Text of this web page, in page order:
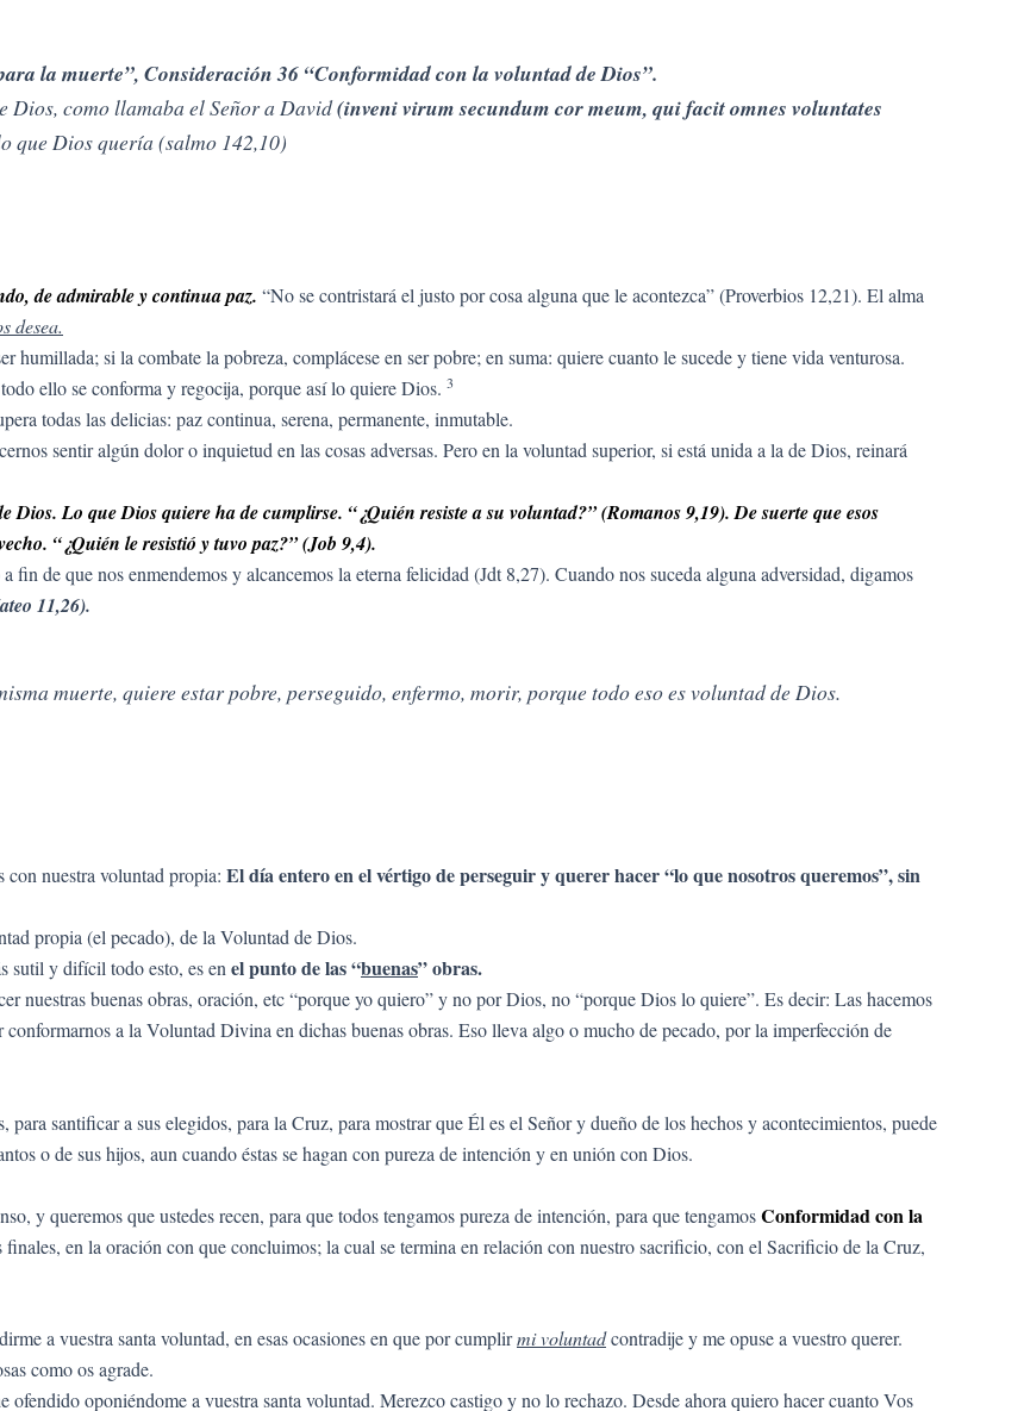
la muerte”, Consideración 36 “Conformidad con la voluntad de Dios”.
Dios, como llamaba el Señor a David(inveni virum secundum cor meum, qui facit omnes voluntates
que Dios quería (salmo 142,10)
de admirable y continua paz. “No se contristará el justo por cosa alguna que le acontezca” (Proverbios 12,21). El alma
desea.
si la combate la pobreza, complácese en ser pobre; en suma: quiere cuanto le sucede y tiene vida venturosa.
ello se conforma y regocija, porque así lo quiere Dios. 3
todas las delicias: paz continua, serena, permanente, inmutable.
sentir algún dolor o inquietud en las cosas adversas. Pero en la voluntad superior, si está unida a la de Dios, reinará
Lo que Dios quiere ha de cumplirse. “¿Quién resiste a su voluntad?” (Romanos 9,19). De suerte que esos
“¿Quién le resistió y tuvo paz?” (Job 9,4).
fin de que nos enmendemos y alcancemos la eterna felicidad (Jdt 8,27). Cuando nos suceda alguna adversidad, digamos
11,26).
muerte, quiere estar pobre, perseguido, enfermo, morir, porque todo eso es voluntad de Dios.
con nuestra voluntad propia: El día entero en el vértigo de perseguir y querer hacer “lo que nosotros queremos”, sin
propia (el pecado), de la Voluntad de Dios.
sutil y difícil todo esto, es enel punto de las “buenas” obras.
nuestras buenas obras, oración, etc “porque yo quiero” y no por Dios, no “porque Dios lo quiere”. Es decir: Las hacemos
a la Voluntad Divina en dichas buenas obras. Eso lleva algo o mucho de pecado, por la imperfección de
santificar a sus elegidos, para la Cruz, para mostrar que Él es el Señor y dueño de los hechos y acontecimientos, puede
o de sus hijos, aun cuando éstas se hagan con pureza de intención y en unión con Dios.
y queremos que ustedes recen, para que todos tengamos pureza de intención, para que tengamosConformidad con la
finales, en la oración con que concluimos; la cual se termina en relación con nuestro sacrificio, con el Sacrificio de la Cruz,
a vuestra santa voluntad, en esas ocasiones en que por cumplirmi voluntadcontradije y me opuse a vuestro querer.
como os agrade.
oponiéndome a vuestra santa voluntad. Merezco castigo y no lo rechazo. Desde ahora quiero hacer cuanto Vos